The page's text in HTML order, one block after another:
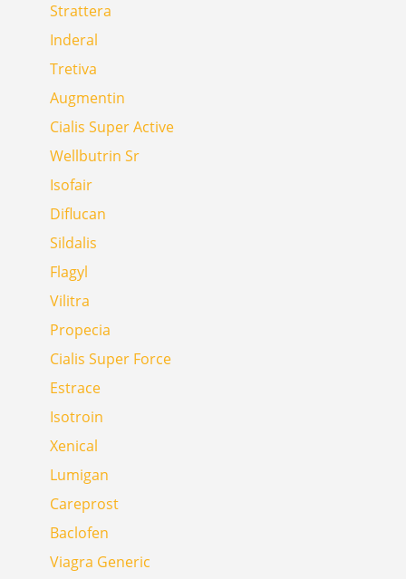
Strattera
Inderal
Tretiva
Augmentin
Cialis Super Active
Wellbutrin Sr
Isofair
Diflucan
Sildalis
Flagyl
Vilitra
Propecia
Cialis Super Force
Estrace
Isotroin
Xenical
Lumigan
Careprost
Baclofen
Viagra Generic